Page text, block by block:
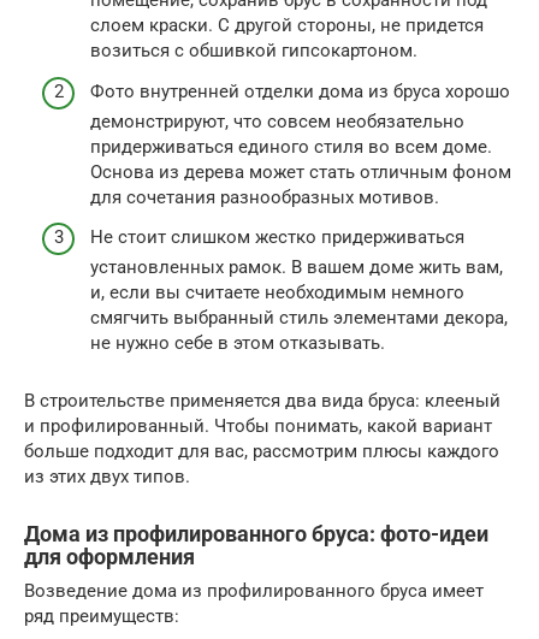
слоем краски. С другой стороны, не придется
возиться с обшивкой гипсокартоном.
Фото внутренней отделки дома из бруса хорошо
демонстрируют, что совсем необязательно
придерживаться единого стиля во всем доме.
Основа из дерева может стать отличным фоном
для сочетания разнообразных мотивов.
Не стоит слишком жестко придерживаться
установленных рамок. В вашем доме жить вам,
и, если вы считаете необходимым немного
смягчить выбранный стиль элементами декора,
не нужно себе в этом отказывать.
В строительстве применяется два вида бруса: клееный
и профилированный. Чтобы понимать, какой вариант
больше подходит для вас, рассмотрим плюсы каждого
из этих двух типов.
Дома из профилированного бруса: фото-идеи
для оформления
Возведение дома из профилированного бруса имеет
ряд преимуществ: